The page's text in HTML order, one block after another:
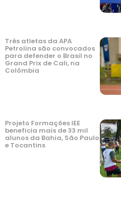
Três atletas da APA
Petrolina são convocados
para defender o Brasil no
Grand Prix de Cali, na
Colômbia
Projeto Formações IEE
beneficia mais de 33 mil
alunos da Bahia, São Paulo
e Tocantins